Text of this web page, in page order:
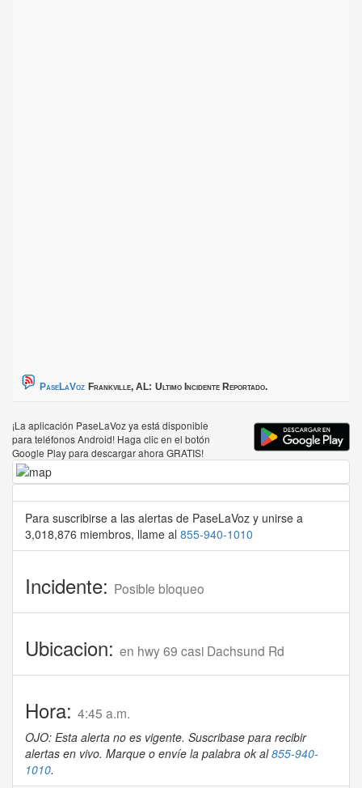
PaseLaVoz Frankville, AL: Ultimo Incidente Reportado.
¡La aplicación PaseLaVoz ya está disponible
para teléfonos Android! Haga clic en el botón
Google Play para descargar ahora GRATIS!
Para suscribirse a las alertas de PaseLaVoz y unirse a
3,018,876 miembros, llame al 855-940-1010
Incidente: Posible bloqueo
Ubicacion: en hwy 69 casi Dachsund Rd
Hora: 4:45 a.m.
OJO: Esta alerta no es vigente. Suscribase para recibir
alertas en vivo. Marque o envíe la palabra ok al855-940-
1010.